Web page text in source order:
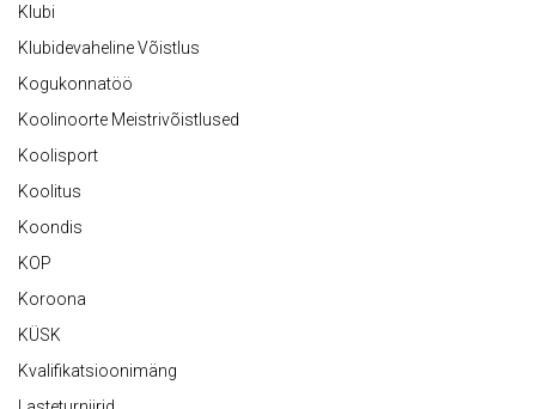
Klubi
Klubidevaheline Võistlus
Kogukonnatöö
Koolinoorte Meistrivõistlused
Koolisport
Koolitus
Koondis
KOP
Koroona
KÜSK
Kvalifikatsioonimäng